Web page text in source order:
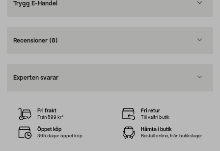
Trygg E-Handel
Recensioner (8)
Experten svarar
Fri frakt
Från 599 kr*
Fri retur
Till valfri butik
Öppet köp
365 dagar öppet köp
Hämta i butik
Beställ online, från butikslager